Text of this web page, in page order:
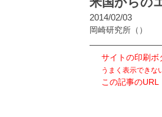
2014/02/03
岡崎研究所 （）
サイトの印刷ボ
うまく表示できな
この記事のURL